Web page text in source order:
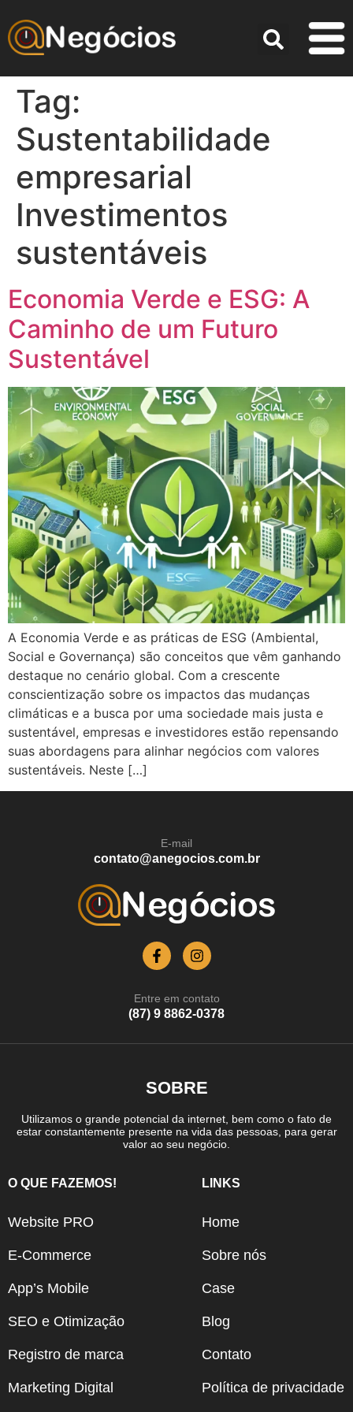
Tag:
Sustentabilidade
empresarial
Investimentos
sustentáveis
Economia Verde e ESG: A
Caminho de um Futuro
Sustentável
A Economia Verde e as práticas de ESG (Ambiental,
Social e Governança) são conceitos que vêm ganhando
destaque no cenário global. Com a crescente
conscientização sobre os impactos das mudanças
climáticas e a busca por uma sociedade mais justa e
sustentável, empresas e investidores estão repensando
suas abordagens para alinhar negócios com valores
sustentáveis. Neste […]
E-mail
contato@anegocios.com.br
Entre em contato
(87) 9 8862-0378
SOBRE
Utilizamos o grande potencial da internet, bem como o fato de
estar constantemente presente na vida das pessoas, para gerar
valor ao seu negócio.
O QUE FAZEMOS!
Website PRO
E-Commerce
App’s Mobile
SEO e Otimização
Registro de marca
Marketing Digital
LINKS
Home
Sobre nós
Case
Blog
Contato
Política de privacidade